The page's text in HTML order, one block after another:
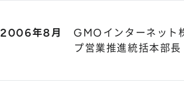
2006年8月
GMOインターネット
プ営業推進統括本部長